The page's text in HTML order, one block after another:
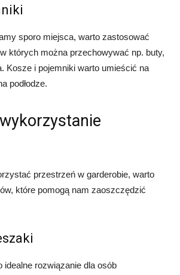
sporo miejsca, warto zastosować
których można przechowywać np. buty,
Kosze i pojemniki warto umieścić na
podłodze.
przestrzeń w garderobie, warto
które pomogą nam zaoszczędzić
idealne rozwiązanie dla osób